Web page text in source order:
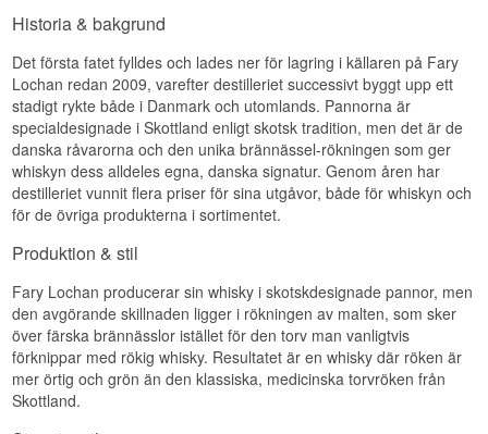
och vinter – under filosofin att
destillationssäsongen påverkar maltets karaktär.
Typ: Dansk Single Malt Whisky
ABV: 48%
Storlek: 50 CL
Ej kylfiltrerad: Ja
Naturlig färg: Ja
Destillerad: 2010
Buteljerad: 2013
Smakprofil
Medel. En tidig årgång från Fary Lochan vid legal
minimumsgräns – sådana tidiga uttryck tenderar
att öka i intresse bland samlare när destilleriet
etableras ytterligare.
Historia & bakgrund
Det första fatet fylldes och lades ner för lagring i källaren på Fary
Lochan redan 2009, varefter destilleriet successivt byggt upp ett
stadigt rykte både i Danmark och utomlands. Pannorna är
specialdesignade i Skottland enligt skotsk tradition, men det är de
danska råvarorna och den unika brännässel-rökningen som ger
whiskyn dess alldeles egna, danska signatur. Genom åren har
destilleriet vunnit flera priser för sina utgåvor, både för whiskyn och
för de övriga produkterna i sortimentet.
Produktion & stil
Fary Lochan producerar sin whisky i skotskdesignade pannor, men
den avgörande skillnaden ligger i rökningen av malten, som sker
över färska brännässlor istället för den torv man vanligtvis
förknippar med rökig whisky. Resultatet är en whisky där röken är
mer örtig och grön än den klassiska, medicinska torvröken från
Skottland.